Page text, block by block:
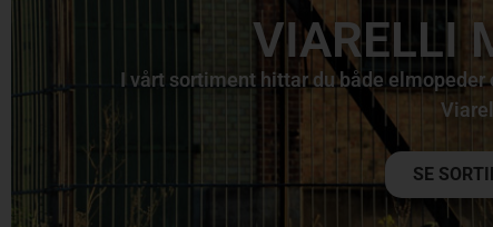
VIARELLI
I vårt sortiment hittar du både
SE